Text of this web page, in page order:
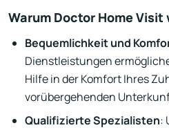
Warum Doctor Home Visit
Bequemlichkeit und
Dienstleistungen
Hilfe in der Komfort Ihres
vorübergehenden
Qualifizierte Spezialisten: